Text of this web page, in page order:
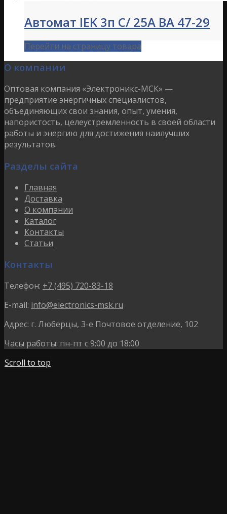
Автомат IEK 3п C/ 25А ВА 47-29
Перейти на страницу товара
О компании
Оптовая компания «Электроникс-МСК» —
предприятие энергичных специалистов,
объединяющих свои знания, опыт, умения,
напористость, целеустремленность в своей области
работы и энергию для достижения наилучших
результатов.
Разделы сайта
Главная
Доставка
О компании
Каталог
Контакты
Статьи
Контакты
Телефон: +7 (495) 720-83-18
E-mail: info@electronics-msk.ru
Адрес: г. Люберцы, 3-е Почтовое отделение, 102
Часы работы: пн-пт с 9:00 до 18:00
Scroll to top